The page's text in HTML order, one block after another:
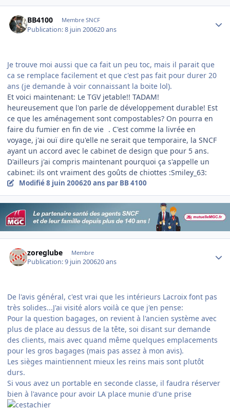
BB4100 Membre SNCF
Publication:8 juin 200620 ans
Je trouve moi aussi que ca fait un peu toc, mais il parait que
ca se remplace facilement et que c'est pas fait pour durer 20
ans (je demande à voir connaissant la boite lol).
Et voici maintenant: Le TGV jetable!! TADAM!
heureusement que l'on parle de développement durable! Est
ce que les aménagement sont compostables? On pourra en
faire du fumier en fin de vie . C'est comme la livrée en
voyage, j'ai ouï dire qu'elle ne serait que temporaire, la SNCF
ayant un accord avec le cabinet de design que pour 5 ans.
D'ailleurs j'ai compris maintenant pourquoi ça s'appelle un
cabinet: ils ont vraiment des goûts de chiottes :Smiley_63:
Modifié8 juin 200620 ans par BB 4100
zoreglube Membre
Publication:9 juin 200620 ans
De l'avis général, c'est vrai que les intérieurs Lacroix font pas
très solides...J'ai visité alors voilà ce que j'en pense:
Pour la question bagages, on revient à l'ancien système avec
plus de place au dessus de la tête, soi disant sur demande
des clients, mais avec quand même quelques emplacements
pour les gros bagages (mais pas assez à mon avis).
Les sièges maintiennent mieux les reins mais sont plutôt
durs.
Si vous avez un portable en seconde classe, il faudra réserver
bien à l'avance pour avoir LA place munie d'une prise